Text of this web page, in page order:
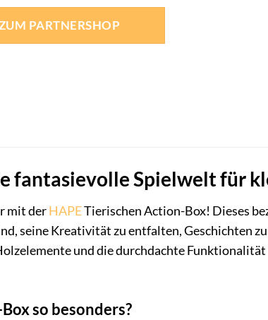
war:
36,99 €
ist:
36,99 €.
PARTNERSHOP
fantasievolle Spielwelt für
mit derHAPETierischen Action-Box! Dieses
seine Kreativität zu entfalten, Geschichten
und die durchdachte Funktionalität
so besonders?